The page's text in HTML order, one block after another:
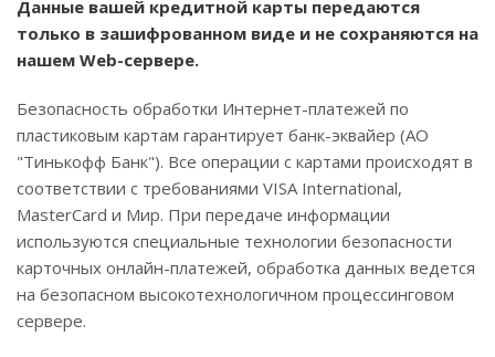
Данные вашей кредитной карты передаются
только в зашифрованном виде и не сохраняются на
нашем Web-сервере.
Безопасность обработки Интернет-платежей по
пластиковым картам гарантирует банк-эквайер (АО
"Тинькофф Банк"). Все операции с картами происходят в
соответствии с требованиями VISA International,
MasterCard и Мир. При передаче информации
используются специальные технологии безопасности
карточных онлайн-платежей, обработка данных ведется
на безопасном высокотехнологичном процессинговом
сервере.